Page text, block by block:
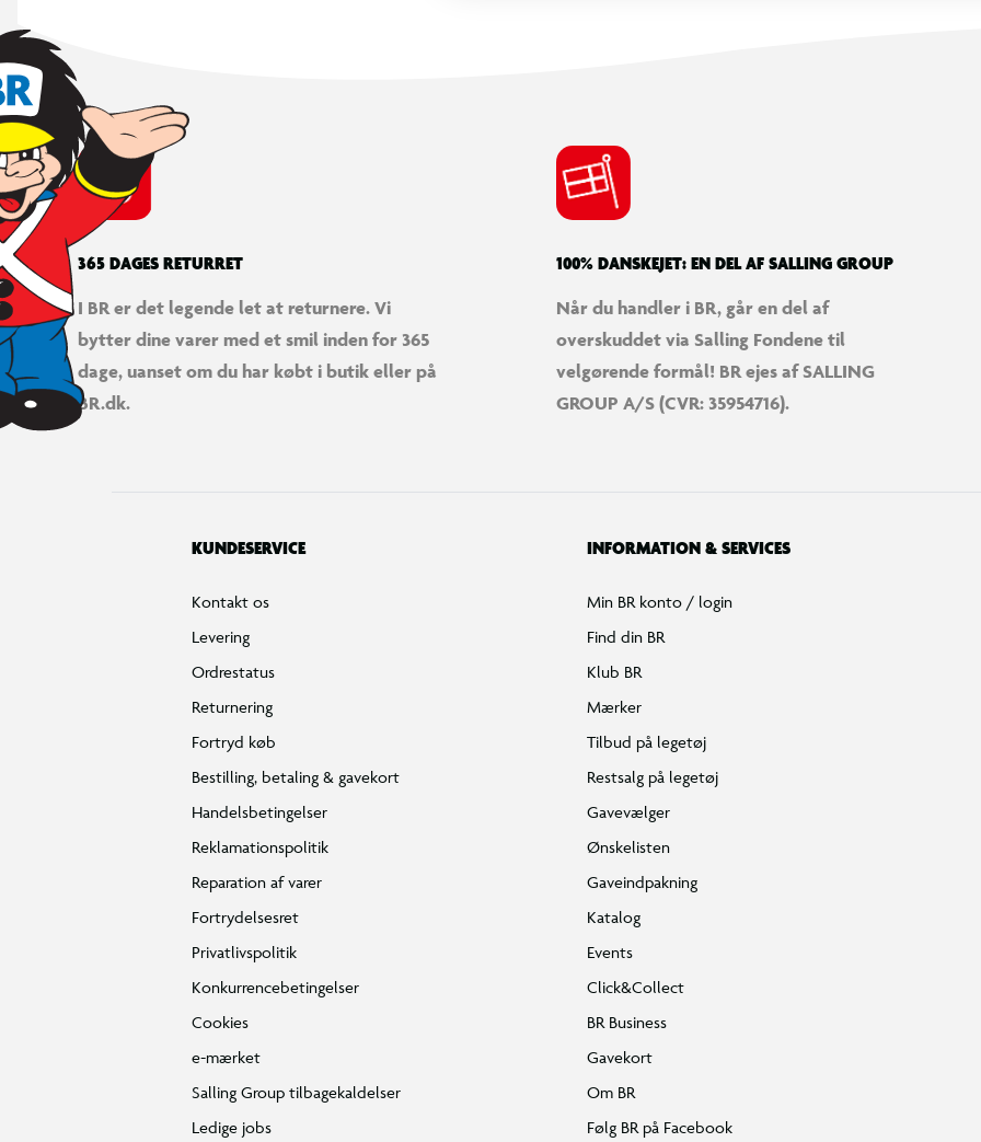
365 DAGES RETURRET
I BR er det legende let at returnere. Vi
bytter dine varer med et smil inden for 365
dage, uanset om du har købt i butik eller på
BR.dk.
100% DANSKEJET: EN DEL AF SALLING GROUP
Når du handler i BR, går en del af
overskuddet via Salling Fondene til
velgørende formål! BR ejes af SALLING
GROUP A/S (CVR: 35954716).
KUNDESERVICE
Kontakt os
Levering
Ordrestatus
Returnering
Fortryd køb
Bestilling, betaling & gavekort
Handelsbetingelser
Reklamationspolitik
Reparation af varer
Fortrydelsesret
Privatlivspolitik
Konkurrencebetingelser
Cookies
e-mærket
Salling Group tilbagekaldelser
Ledige jobs
INFORMATION & SERVICES
Min BR konto / login
Find din BR
Klub BR
Mærker
Tilbud på legetøj
Restsalg på legetøj
Gavevælger
Ønskelisten
Gaveindpakning
Katalog
Events
Click&Collect
BR Business
Gavekort
Om BR
Følg BR på Facebook